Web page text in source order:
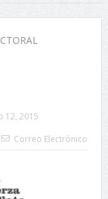
12, 2015
Correo Electrónico